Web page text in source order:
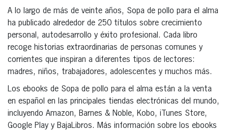
A lo largo de más de veinte años, Sopa de pollo para el alma
ha publicado alrededor de 250 títulos sobre crecimiento
personal, autodesarrollo y éxito profesional. Cada libro
recoge historias extraordinarias de personas comunes y
corrientes que inspiran a diferentes tipos de lectores:
madres, niños, trabajadores, adolescentes y muchos más.
Los ebooks de Sopa de pollo para el alma están a la venta
en español en las principales tiendas electrónicas del mundo,
incluyendo Amazon, Barnes & Noble, Kobo, iTunes Store,
Google Play y BajaLibros. Más información sobre los ebooks